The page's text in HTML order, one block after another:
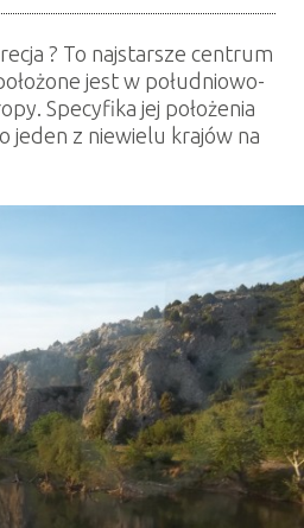
? To najstarsze centrum
jest w południowo-
Specyfika jej położenia
jeden z niewielu krajów na